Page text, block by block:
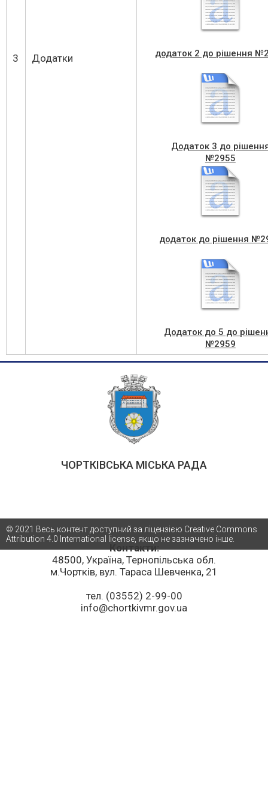
3 Додатки додаток 2 до рішення
Додаток 3 до
№2955
додаток до рішення
Додаток до 5 до
№2959
ЧОРТКІВСЬКА МІСЬКА РАДА
Контакти:
48500, Україна, Тернопільська обл.
м.Чортків, вул. Тараса Шевченка, 21
тел. (03552) 2-99-00
info@chortkivmr.gov.ua
© 2021 Весь контент доступний за ліцензією Creative Commons
Attribution 4.0 International license, якщо не зазначено інше.